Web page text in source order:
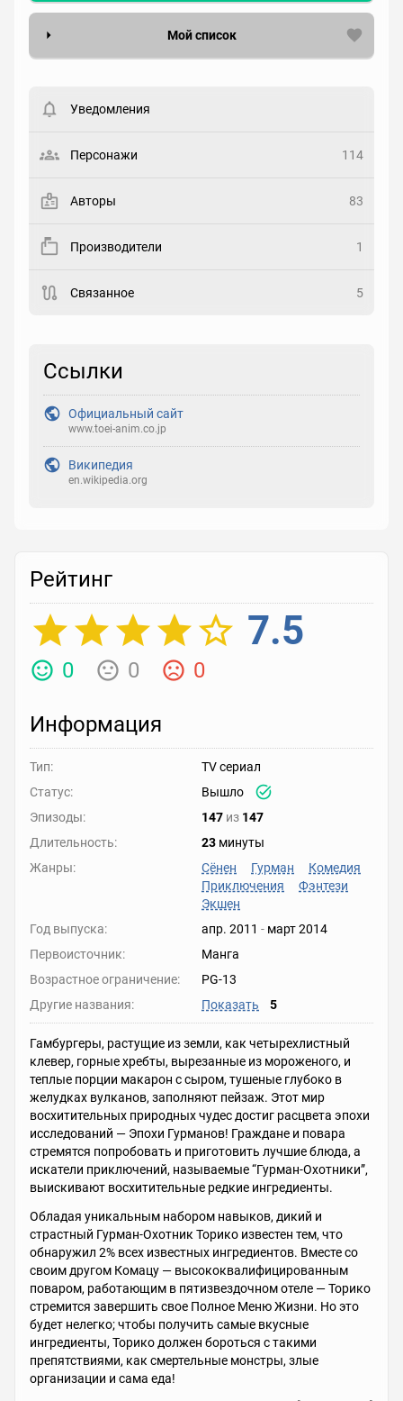
Мой список
Статус
Рейтинг
Реакция
Уведомления
Персонажи 114
Авторы 83
Производители 1
Связанное 5
Ссылки
Официальный сайт
www.toei-anim.co.jp
Википедия
en.wikipedia.org
Рейтинг
7.5
0 0 0
Информация
Тип:
TV сериал
Статус:
Вышло
Эпизоды:
147 из 147
Длительность:
23 минуты
Жанры:
Сёнен Гурман
Комедия
Приключения
Фэнтези
Экшен
Год выпуска:
апр. 2011 - март 2014
Первоисточник:
Манга
Возрастное ограничение:
PG-13
Другие названия:
Показать 5
Гамбургеры, растущие из земли, как четырехлистный
клевер, горные хребты, вырезанные из мороженого, и
теплые порции макарон с сыром, тушеные глубоко в
желудках вулканов, заполняют пейзаж. Этот мир
восхитительных природных чудес достиг расцвета эпохи
исследований — Эпохи Гурманов! Граждане и повара
стремятся попробовать и приготовить лучшие блюда, а
искатели приключений, называемые “Гурман-Охотники”,
выискивают восхитительные редкие ингредиенты.
Обладая уникальным набором навыков, дикий и
страстный Гурман-Охотник Торико известен тем, что
обнаружил 2% всех известных ингредиентов. Вместе со
своим другом Комацу — высококвалифицированным
поваром, работающим в пятизвездочном отеле — Торико
стремится завершить свое Полное Меню Жизни. Но это
будет нелегко; чтобы получить самые вкусные
ингредиенты, Торико должен бороться с такими
препятствиями, как смертельные монстры, злые
организации и сама еда!